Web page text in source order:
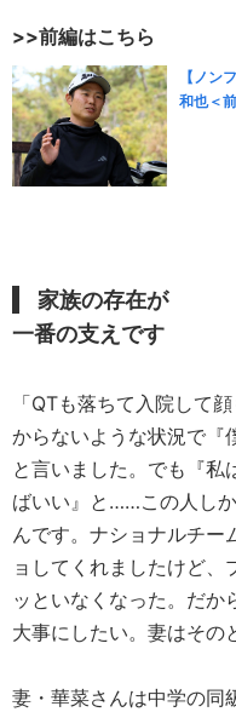
>>前編はこちら
【ノン
和也＜
家族の存在が
一番の支えです
「QTも落ちて入院して
からないような状況で『
と言いました。でも『私
ばいい』と……この人し
んです。ナショナルチー
ョしてくれましたけど
ッといなくなった。だか
大事にしたい。妻はその
妻・華菜さんは中学の同